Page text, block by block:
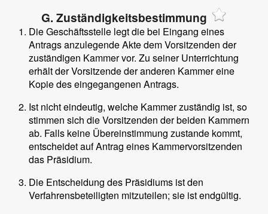
G. Zuständigkeitsbestimmung
Die Geschäftsstelle legt die bei Eingang eines
Antrags anzulegende Akte dem Vorsitzenden der
zuständigen Kammer vor. Zu seiner Unterrichtung
erhält der Vorsitzende der anderen Kammer eine
Kopie des eingegangenen Antrags.
Ist nicht eindeutig, welche Kammer zuständig ist, so
stimmen sich die Vorsitzenden der beiden Kammern
ab. Falls keine Übereinstimmung zustande kommt,
entscheidet auf Antrag eines Kammervorsitzenden
das Präsidium.
Die Entscheidung des Präsidiums ist den
Verfahrensbeteiligten mitzuteilen; sie ist endgültig.